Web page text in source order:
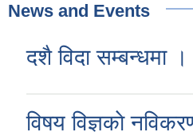
News and Events
दशै विदा सम्बन्धमा
विषय विज्ञकाे